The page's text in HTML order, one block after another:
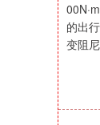
的出
变阻